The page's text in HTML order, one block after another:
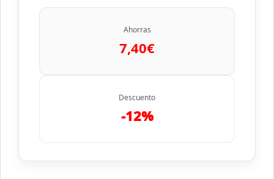
Ahorras
7,40€
Descuento
-12%